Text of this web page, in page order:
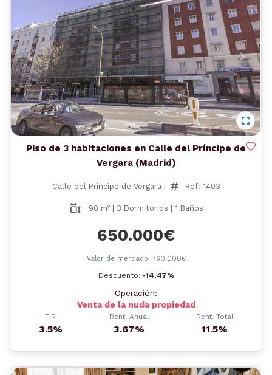
Anterior
Piso de 3 habitaciones en Calle del Príncipe de
Vergara (Madrid)
Calle del Príncipe de Vergara | Ref: 1403
90 m² | 3 Dormitorios | 1 Baños
650.000€
Valor de mercado: 760.000€
Descuento: -14,47%
Operación:
Venta de la nuda propiedad
TIR
3.5%
Rent. Anual
3.67%
Rent. Total
11.5%